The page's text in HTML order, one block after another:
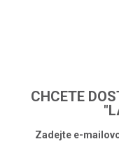
CHCETE
Zadejte e-